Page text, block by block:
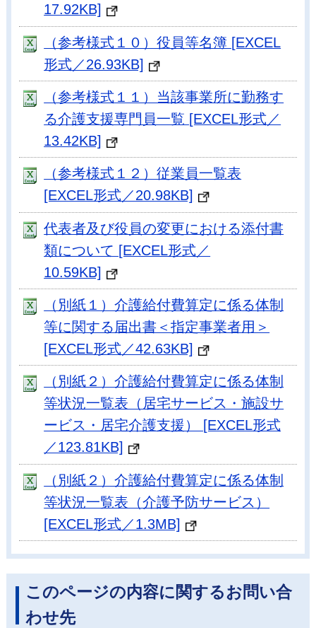
17.92KB]
（参考様式１０）役員等名簿 [EXCEL
形式／26.93KB]
（参考様式１１）当該事業所に勤務す
る介護支援専門員一覧 [EXCEL形式／
13.42KB]
（参考様式１２）従業員一覧表
[EXCEL形式／20.98KB]
代表者及び役員の変更における添付書
類について [EXCEL形式／
10.59KB]
（別紙１）介護給付費算定に係る体制
等に関する届出書＜指定事業者用＞
[EXCEL形式／42.63KB]
（別紙２）介護給付費算定に係る体制
等状況一覧表（居宅サービス・施設サ
ービス・居宅介護支援） [EXCEL形式
／123.81KB]
（別紙２）介護給付費算定に係る体制
等状況一覧表（介護予防サービス）
[EXCEL形式／1.3MB]
このページの内容に関するお問い合
わせ先